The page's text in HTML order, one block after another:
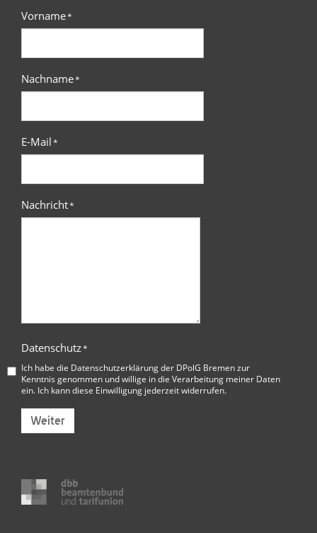
Vorname*
Nachname*
E-Mail*
Nachricht*
Datenschutz*
Ich habe die Datenschutzerklärung der DPolG Bremenzur
Kenntnis genommen und willige in die Verarbeitung meiner Daten
ein. Ich kann diese Einwilligung jederzeit widerrufen.
Weiter